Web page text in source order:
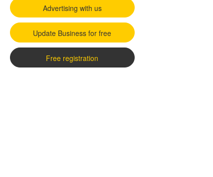
Advertising with us
Update Business for free
Free registration